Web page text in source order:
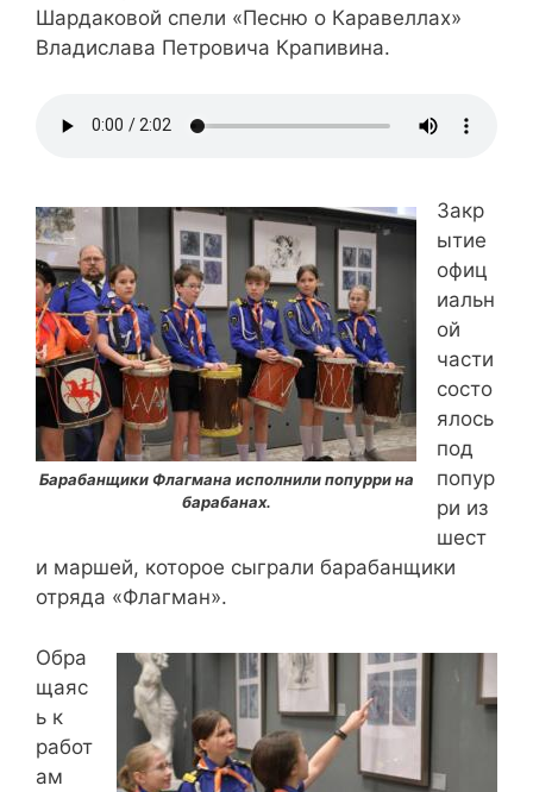
Шардаковой спели «Песню о Каравеллах»
Владислава Петровича Крапивина.
Барабанщики Флагмана исполнили попурри на
барабанах.
Закр
ытие
офиц
иальн
ой
части
состо
ялось
под
попур
ри из
шест
и маршей, которое сыграли барабанщики
отряда «Флагман».
Обра
щаяс
ь к
работ
ам